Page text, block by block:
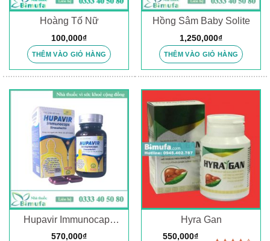
Hoàng Tố Nữ
100,000₫
THÊM VÀO GIỎ HÀNG
Hồng Sâm Baby Solite
1,250,000₫
THÊM VÀO GIỎ HÀNG
Hupavir Immunocaps
Sinecatechin
570,000₫
Hyra Gan
550,000₫